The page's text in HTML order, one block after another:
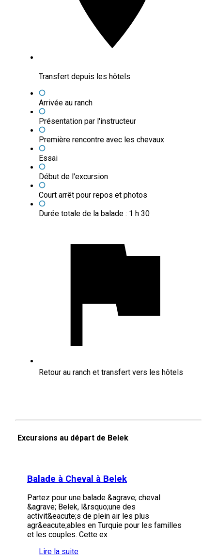
Transfert depuis les hôtels
Arrivée au ranch
Présentation par l'instructeur
Première rencontre avec les chevaux
Essai
Début de l'excursion
Court arrêt pour repos et photos
Durée totale de la balade : 1 h 30
Retour au ranch et transfert vers les hôtels
Excursions au départ de Belek
Balade à Cheval à Belek
Partez pour une balade &agrave; cheval
&agrave; Belek, l&rsquo;une des
activit&eacute;s de plein air les plus
agr&eacute;ables en Turquie pour les familles
et les couples. Cette ex
Lire la suite